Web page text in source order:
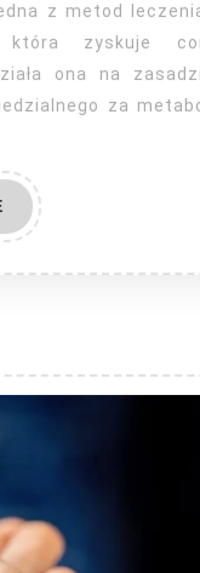
z metod
która zyskuje
ona na
za
READ
MORE